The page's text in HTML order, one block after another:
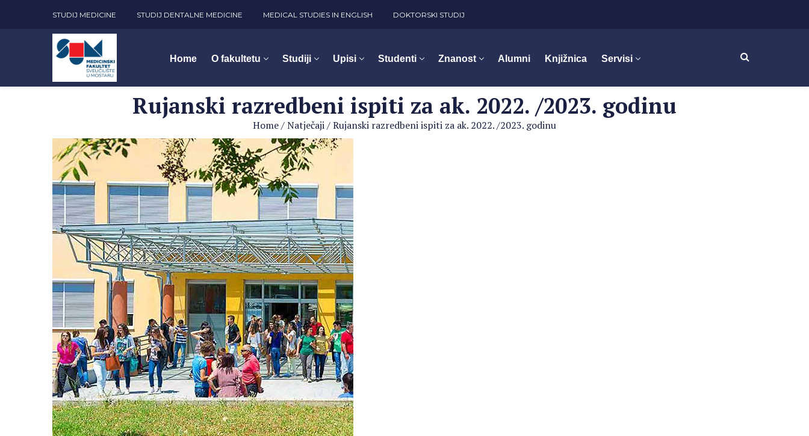
STUDIJ MEDICINE STUDIJ DENTALNE MEDICINE MEDICAL STUDIES IN ENGLISH DOKTORSKI STUDIJ
Home O fakultetu Studiji Upisi Studenti Znanost Alumni Knjižnica Servisi
Rujanski razredbeni ispiti za ak. 2022. /2023. godinu
Home/Natječaji/Rujanski razredbeni ispiti za ak. 2022. /2023. godinu